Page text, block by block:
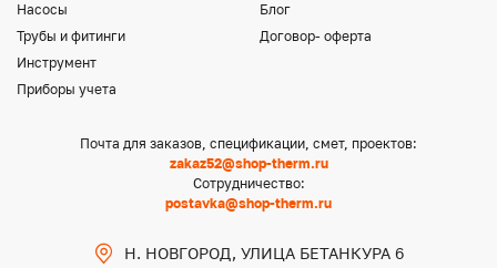
Насосы
Трубы и фитинги
Инструмент
Приборы учета
Блог
Договор- оферта
Почта для заказов, спецификации, смет, проектов:
zakaz52@shop-therm.ru
Сотрудничество:
postavka@shop-therm.ru
Н. НОВГОРОД, УЛИЦА БЕТАНКУРА 6